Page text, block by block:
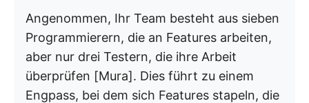
Angenommen, Ihr Team besteht aus sieben
Programmierern, die an Features arbeiten,
aber nur drei Testern, die ihre Arbeit
überprüfen [Mura]. Dies führt zu einem
Engpass, bei dem sich Features stapeln, die